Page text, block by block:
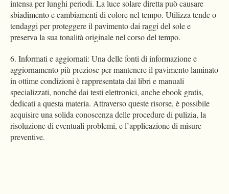
intensa per lunghi periodi. La luce solare diretta può causare
sbiadimento e cambiamenti di colore nel tempo. Utilizza tende o
tendaggi per proteggere il pavimento dai raggi del sole e
preserva la sua tonalità originale nel corso del tempo.
6. Informati e aggiornati: Una delle fonti di informazione e
aggiornamento più preziose per mantenere il pavimento laminato
in ottime condizioni è rappresentata dai libri e manuali
specializzati, nonché dai testi elettronici, anche ebook gratis,
dedicati a questa materia. Attraverso queste risorse, è possibile
acquisire una solida conoscenza delle procedure di pulizia, la
risoluzione di eventuali problemi, e l’applicazione di misure
preventive.